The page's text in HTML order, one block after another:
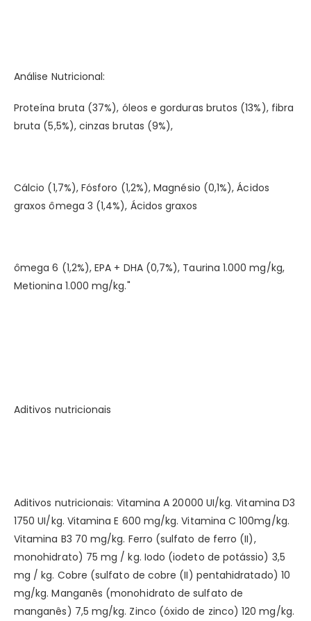
Análise Nutricional:
Proteína bruta (37%), óleos e gorduras brutos (13%), fibra
bruta (5,5%), cinzas brutas (9%),
Cálcio (1,7%), Fósforo (1,2%), Magnésio (0,1%), Ácidos
graxos ômega 3 (1,4%), Ácidos graxos
ômega 6 (1,2%), EPA + DHA (0,7%), Taurina 1.000 mg/kg,
Metionina 1.000 mg/kg."
Aditivos nutricionais
Aditivos nutricionais: Vitamina A 20000 UI/kg. Vitamina D3
1750 UI/kg. Vitamina E 600 mg/kg. Vitamina C 100mg/kg.
Vitamina B3 70 mg/kg. Ferro (sulfato de ferro (II),
monohidrato) 75 mg / kg. Iodo (iodeto de potássio) 3,5
mg / kg. Cobre (sulfato de cobre (II) pentahidratado) 10
mg/kg. Manganês (monohidrato de sulfato de
manganês) 7,5 mg/kg. Zinco (óxido de zinco) 120 mg/kg.